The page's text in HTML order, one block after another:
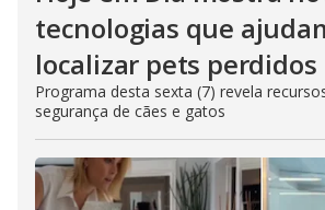
tecnologias que
localizar pets perdidos
Programa desta sexta (7) revela
segurança de cães e gatos